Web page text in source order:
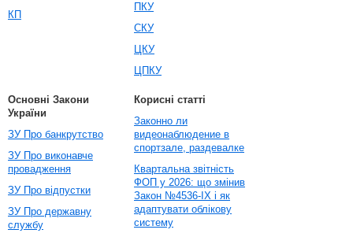
КП
ПКУ
СКУ
ЦКУ
ЦПКУ
Основні Закони
України
ЗУ Про банкрутство
ЗУ Про виконавче
провадження
ЗУ Про відпустки
ЗУ Про державну
службу
Корисні статті
Законно ли
видеонаблюдение в
спортзале, раздевалке
Квартальна звітність
ФОП у 2026: що змінив
Закон №4536-IX і як
адаптувати облікову
систему